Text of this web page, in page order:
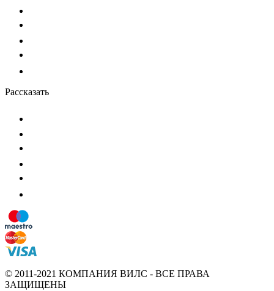
Рассказать
© 2011-2021 КОМПАНИЯ ВИЛС - ВСЕ ПРАВА
ЗАЩИЩЕНЫ